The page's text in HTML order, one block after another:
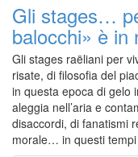
Gli stages…
balocchi» è in
Gli stages raëliani per
risate, di filosofia del
in questa epoca di gelo
aleggia nell’aria e
disaccordi, di fanatismi
morale… in questi tempi